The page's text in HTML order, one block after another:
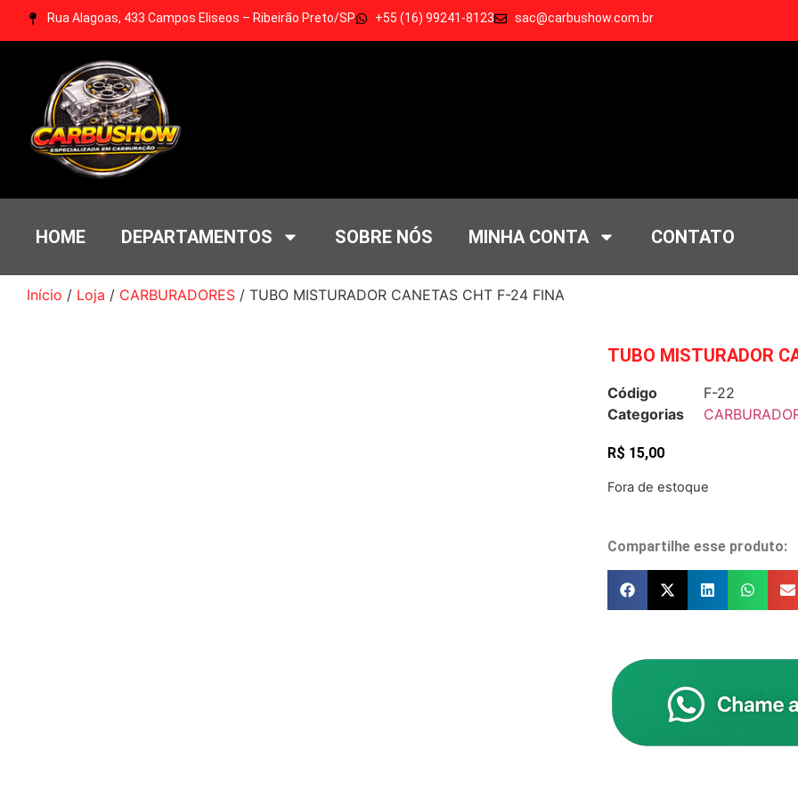
Rua Alagoas, 433 Campos Eliseos – Ribeirão Preto/SP +55 (16) 99241-8123 sac@carbushow.com.br
HOME DEPARTAMENTOS SOBRE NÓS MINHA CONTA CONTATO
Início / Loja / CARBURADORES / TUBO MISTURADOR CANETAS CHT F-24 FINA
TUBO MISTURADOR
Código
F-22
Categorias
R$ 15,00
Fora de estoque
Compartilhe esse produto: